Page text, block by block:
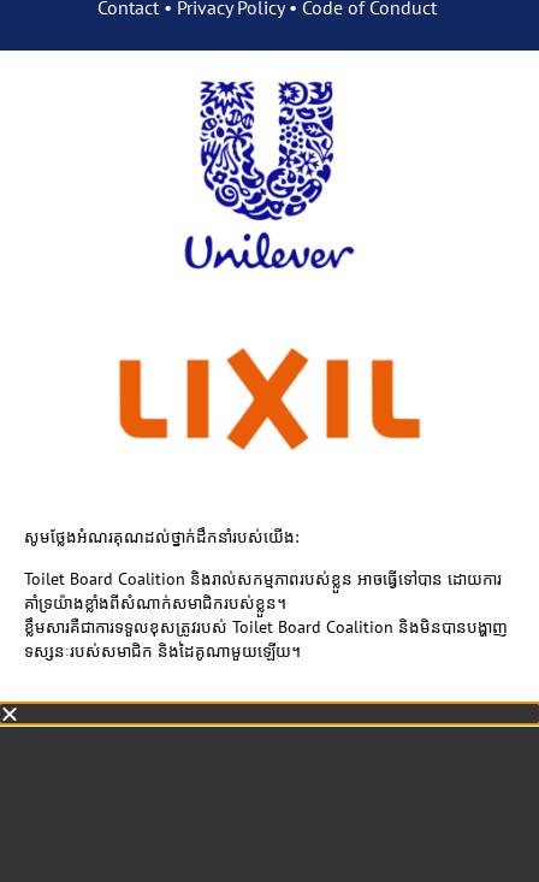
Contact • Privacy Policy• Code of Conduct
សូមថ្លែងអំណរគុណដល់ថ្នាក់ដឹកនាំរបស់យើង:
Toilet Board Coalition និងរាល់សកម្មភាពរបស់ខ្លួន អាចធ្វើទៅបាន ដោយការ
គាំទ្រយ៉ាងខ្លាំងពីសំណាក់សមាជិករបស់ខ្លួន។
ខ្លឹមសារគឺជាការទទួលខុសត្រូវរបស់ Toilet Board Coalition និងមិនបានបង្ហាញ
ទស្សនៈរបស់សមាជិក និងដៃគូណាមួយឡើយ។​